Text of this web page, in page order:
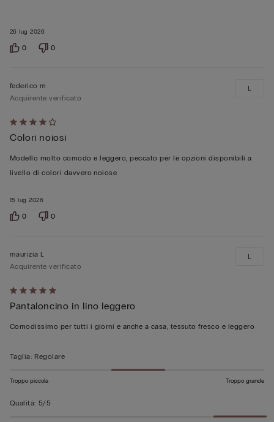
26 lug 2026
0 0
Valutato
4
su
5
15 lug 2026
federico m
Acquirente verificato
Colori noiosi
Modello molto comodo e leggero, peccato per le opzioni disponibili a
livello di colori davvero noiose
L
0 0
Valutato
5
su
maurizia L
Acquirente verificato
Pantaloncino in lino leggero
Comodissimo per tutti i giorni e anche a casa, tessuto fresco e leggero
L
Taglia: Regolare
Troppo piccola Troppo grande
Qualità: 5/5